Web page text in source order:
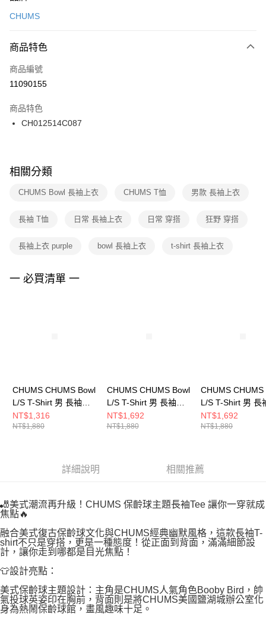
台灣樂天信用卡公司
便利好安心！
３．安心：先確認商品／服務後，再付款。
【「AFTEE先享後付」結帳流程】
１．於結帳方式選擇「AFTEE先享後付」後，將跳轉至「AFTEE先享後付」
２．訂單成立數日內，您將收到繳費通知簡訊。
３．收到繳費通知簡訊後14天內，點擊此簡訊中的連結，可透過四大超商／
ATM／網路銀行／等多元方式進行付款，方視為交易完成。
※ 交易是否成功請以「AFTEE先享後付 」之結帳頁面顯示為準，若有關於
是否繳費成功／繳費後需取消欲退款等相關疑問，請聯繫「AFTEE先享後付
客戶支援中心」https://netprotections.freshdesk.com/support/home
１．透過由恩沛科技股份有限公司提供之「AFTEE先享後付」服務完成之交
權轉讓予恩沛科技股份有限公司。
３．未成年的使用者請事先徵得法定代理人或監護人之同意方可使用
「AFTEE先享後付」，若未經同意申辦者引起之損失，本公司不負相關責
運送方式
每筆NT$100，滿NT$1,500(含以上)免運費
宅配
每筆NT$100，滿NT$1,500(含以上)免運費
付款後門市自取
每筆NT$100，滿NT$1,500(含以上)免運費
CHUMS
商品特色
商品編號
11090155
商品特色
CH012514C087
相關分類
CHUMS Bowl 長袖上衣 CHUMS T恤 男款 長袖上衣
長袖 T恤 日常 長袖上衣 日常 穿搭 狂野 穿搭
長袖上衣 purple bowl 長袖上衣 t-shirt 長袖上衣
一 必買清單 一
CHUMS CHUMS Bowl
L/S T-Shirt 男 長袖上
衣 米灰色
CH012514G057
NT$1,316
NT$1,880
CHUMS CHUMS Bowl
L/S T-Shirt 男 長袖上
衣 Canyon-Dye
CH012514Z358
NT$1,692
NT$1,880
CHUMS CHUMS
L/S T-Shirt 男 長
衣 白色
CH012514W001
NT$1,692
NT$1,880
詳細說明 相關推薦
🎳美式潮流再升級！CHUMS 保齡球主題長袖Tee 讓你一穿就成
焦點🔥
融合美式復古保齡球文化與CHUMS經典幽默風格，這款長袖T-
shirt不只是穿搭，更是一種態度！從正面到背面，滿滿細節設
計，讓你走到哪都是目光焦點！
👕設計亮點：
美式保齡球主題設計：主角是CHUMS人氣角色Booby Bird，帥
氣投球英姿印在胸前，背面則是將CHUMS美國鹽湖城辦公室化
身為熱鬧保齡球館，畫風趣味十足。